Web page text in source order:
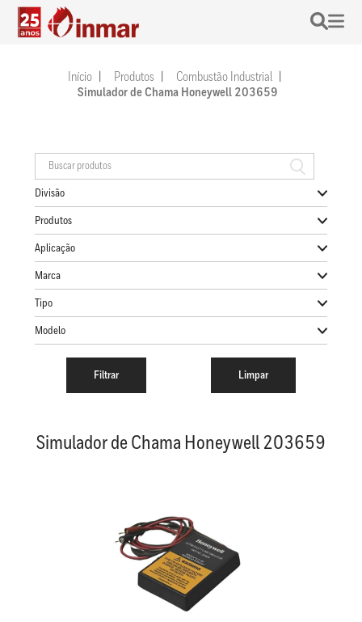
Início Produtos
Combustão Industrial
Simulador de Chama Honeywell 203659
Divisão
Produtos
Aplicação
Marca
Tipo
Modelo
Simulador de Chama Honeywell 203659